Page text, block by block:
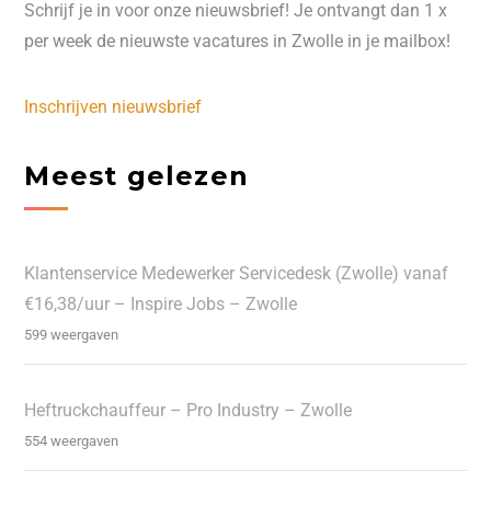
Schrijf je in voor onze nieuwsbrief! Je ontvangt dan 1 x
per week de nieuwste vacatures in Zwolle in je mailbox!
Inschrijven nieuwsbrief
Meest gelezen
Klantenservice Medewerker Servicedesk (Zwolle) vanaf
€16,38/uur – Inspire Jobs – Zwolle
599 weergaven
Heftruckchauffeur – Pro Industry – Zwolle
554 weergaven